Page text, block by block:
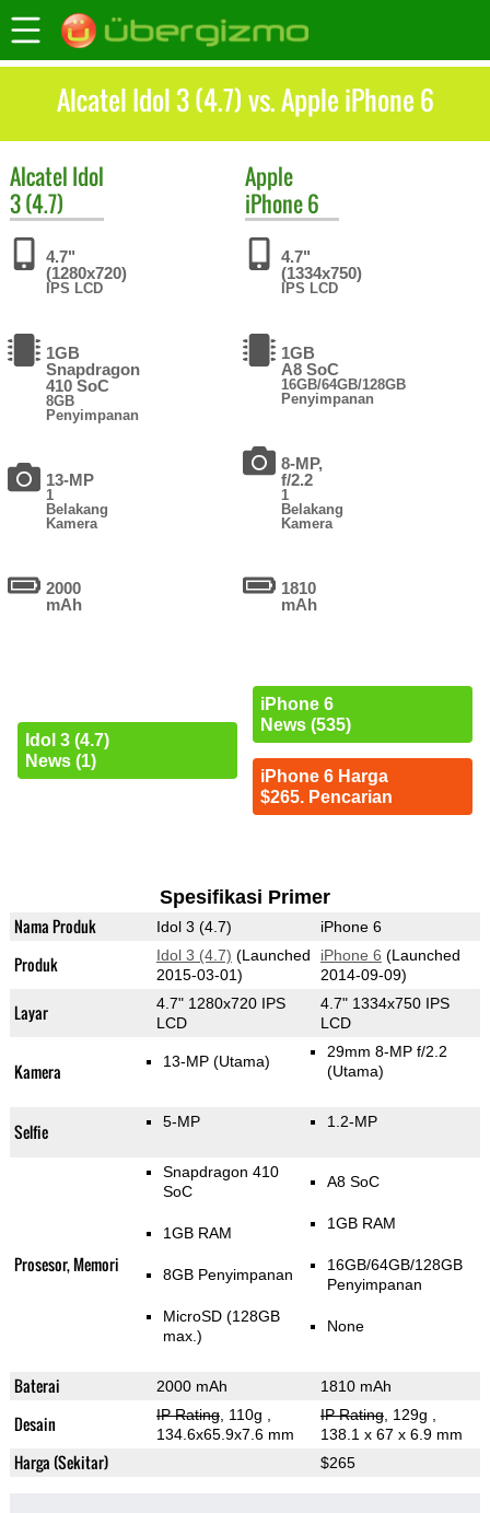
Alcatel Idol 3 (4.7) vs. Apple iPhone 6
Alcatel Idol
3 (4.7)
4.7"
(1280x720)
IPS LCD
1GB
Snapdragon
410 SoC
8GB
Penyimpanan
13-MP
1
Belakang
Kamera
2000
mAh
Idol 3 (4.7)
News (1)
Apple
iPhone 6
4.7"
(1334x750)
IPS LCD
1GB
A8 SoC
16GB/64GB/128GB
Penyimpanan
8-MP,
f/2.2
1
Belakang
Kamera
1810
mAh
iPhone 6
News (535)
iPhone 6 Harga
$265. Pencarian
Spesifikasi Primer
Nama Produk Idol 3 (4.7) iPhone 6
Produk Idol 3 (4.7) (Launched
2015-03-01)
iPhone 6 (Launched
2014-09-09)
Layar
4.7" 1280x720 IPS
LCD
4.7" 1334x750 IPS
LCD
Kamera 13-MP (Utama)
29mm 8-MP f/2.2
(Utama)
Selfie 5-MP 1.2-MP
Prosesor, Memori
Snapdragon 410
SoC
1GB RAM
8GB Penyimpanan
MicroSD (128GB
max.)
A8 SoC
1GB RAM
16GB/64GB/128GB
Penyimpanan
None
Baterai 2000 mAh 1810 mAh
Desain IP Rating, 110g
134.6x65.9x7.6 mm
IP Rating, 129g
138.1 x 67 x 6.9 mm
Harga (Sekitar) $265